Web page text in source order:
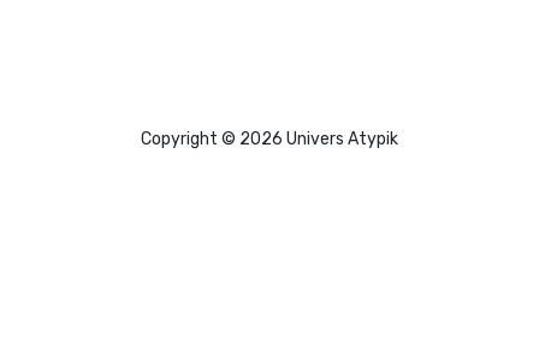
Copyright © 2026 Univers Atypik